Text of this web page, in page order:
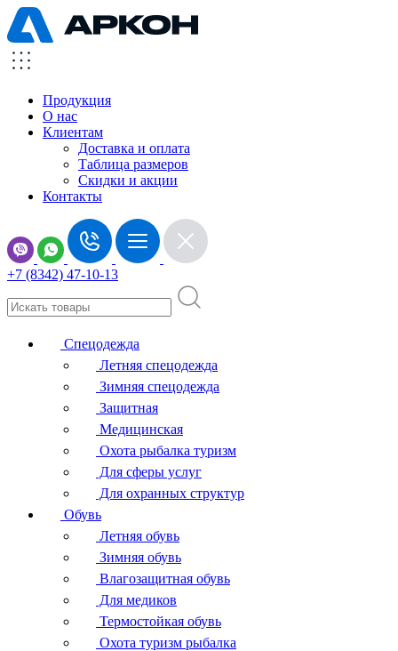
Продукция
О нас
Клиентам
Доставка и оплата
Таблица размеров
Скидки и акции
Контакты
+7 (8342) 47-10-13
Спецодежда
Летняя спецодежда
Зимняя спецодежда
Защитная
Медицинская
Охота рыбалка туризм
Для сферы услуг
Для охранных структур
Обувь
Летняя обувь
Зимняя обувь
Влагозащитная обувь
Для медиков
Термостойкая обувь
Охота туризм рыбалка